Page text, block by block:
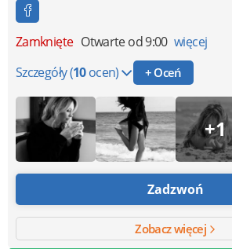
Zamknięte Otwarte od 9:00 więcej
Szczegóły(10ocen) + Oceń
+1
Zadzwoń
Zobacz więcej